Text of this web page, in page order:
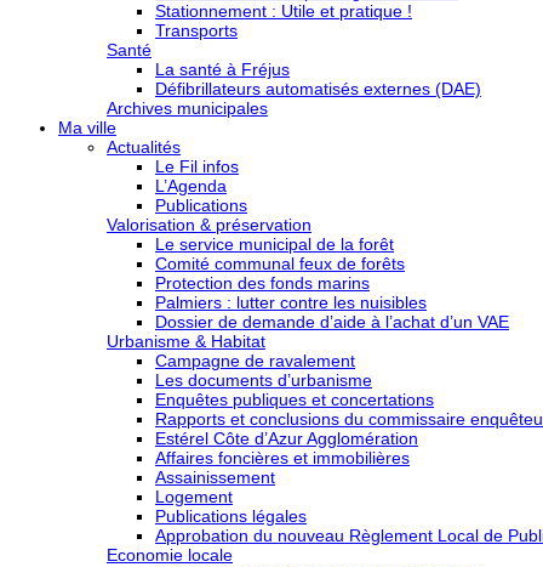
Stationnement : Utile et pratique !
Transports
Santé
La santé à Fréjus
Défibrillateurs automatisés externes (DAE)
Archives municipales
Ma ville
Actualités
Le Fil infos
L’Agenda
Publications
Valorisation & préservation
Le service municipal de la forêt
Comité communal feux de forêts
Protection des fonds marins
Palmiers : lutter contre les nuisibles
Dossier de demande d’aide à l’achat d’un VAE
Urbanisme & Habitat
Campagne de ravalement
Les documents d’urbanisme
Enquêtes publiques et concertations
Rapports et conclusions du commissaire
Estérel Côte d’Azur Agglomération
Affaires foncières et immobilières
Assainissement
Logement
Publications légales
Approbation du nouveau Règlement Local de
Economie locale